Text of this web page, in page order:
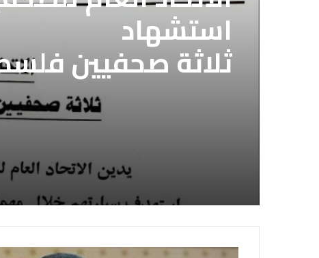
استشهاد
ثلاثة صحفيين
إسرائيلي وسط